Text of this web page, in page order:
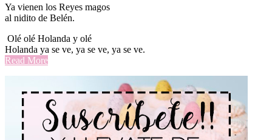
Ya vienen los Reyes magos
al nidito de Belén.
Olé olé Holanda y olé
Holanda ya se ve, ya se ve, ya se ve.
Read More